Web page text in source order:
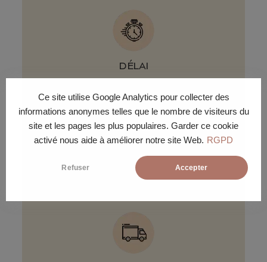
Ce site utilise Google Analytics pour collecter des
informations anonymes telles que le nombre de visiteurs du
site et les pages les plus populaires. Garder ce cookie
activé nous aide à améliorer notre site Web. RGPD
Refuser Accepter
DÉLAI
la journée ou à la demi-journée en
fonction de l’agence locale de
transport et de la tournée du
livreur.